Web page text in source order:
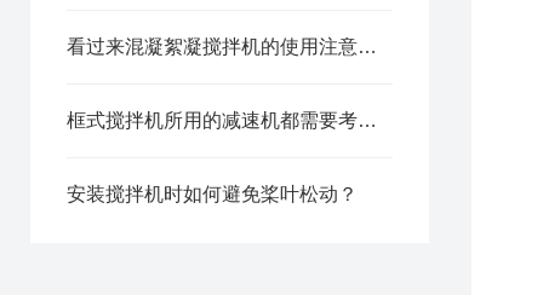
看过来混凝絮凝搅拌机的使用注意事项分享
框式搅拌机所用的减速机都需要考虑哪些因素？
安装搅拌机时如何避免桨叶松动？